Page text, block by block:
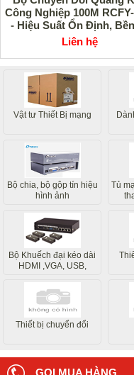
Công Nghiệp 100M
- Hiệu Suất Ổn Định,
Liên hệ
Vật tư Thiết Bị mạng
Bộ chia, bộ gộp tín hiệu
hình ảnh
Tủ
Bộ Khuếch đại kéo dài
HDMI ,VGA, USB,
Thiết bị chuyển đổi
GỌI MUA HÀNG